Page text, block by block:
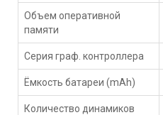
Объем оперативной
памяти
Серия граф. контроллера
Ёмкость батареи (mAh)
Количество динамиков